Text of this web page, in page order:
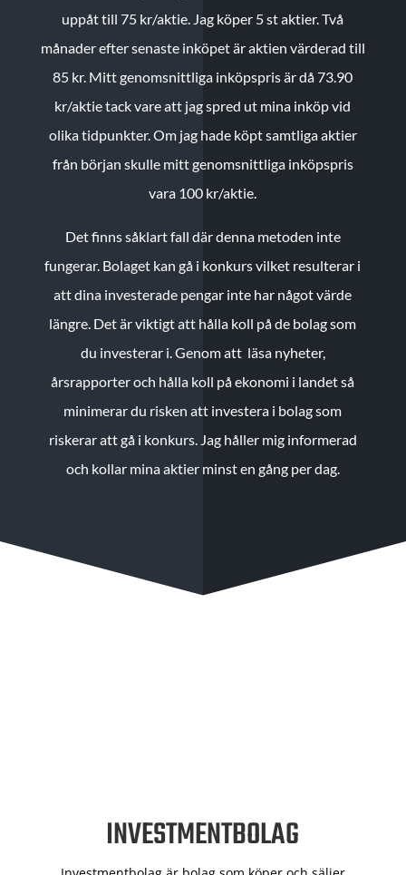
uppåt till 75 kr/aktie. Jag köper 5 st aktier.Två
månader efter senaste inköpet är aktien värderad till
85 kr. Mitt genomsnittliga inköpspris är då 73.90
kr/aktie tack vare att jag spred ut mina inköp vid
olika tidpunkter. Om jag hade köpt samtliga aktier
från början skulle mitt genomsnittliga inköpspris
vara 100 kr/aktie.
Det finns såklart fall där denna metoden inte
fungerar. Bolaget kan gå i konkurs vilket resulterar i
att dina investerade pengar inte har något värde
längre. Det är viktigt att hålla koll på de bolag som
du investerar i. Genom att läsa nyheter,
årsrapporter och hålla koll på ekonomi i landet så
minimerar du risken att investera i bolag som
riskerar att gå i konkurs. Jag håller mig informerad
och kollar mina aktier minst en gång per dag.
INVESTMENTBOLAG